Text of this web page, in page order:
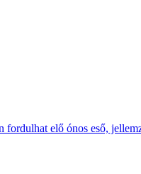
elő ónos eső,